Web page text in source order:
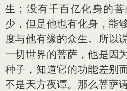
生；没有千百亿化身的
少，但是他也有化身，能
度与他有缘的众生。所以
一切世界的菩萨，他是因
种子，知道它的功能差别
不是天方夜谭。那么菩萨